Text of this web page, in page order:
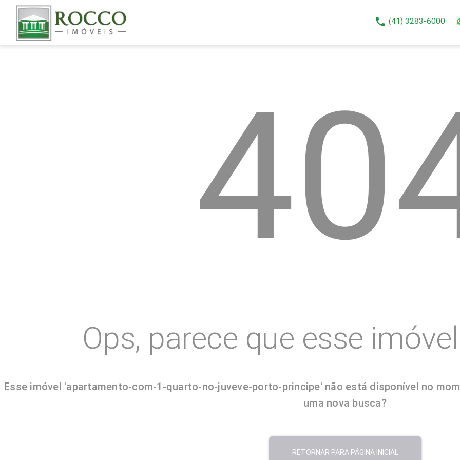
phone (41) 3283-6000
Ops, parece que esse
Esse imóvel 'apartamento-com-1-quarto-no-juveve-porto-principe' não está disponível no
uma nova busca?
RETORNAR PARA PÁGINA INICIAL